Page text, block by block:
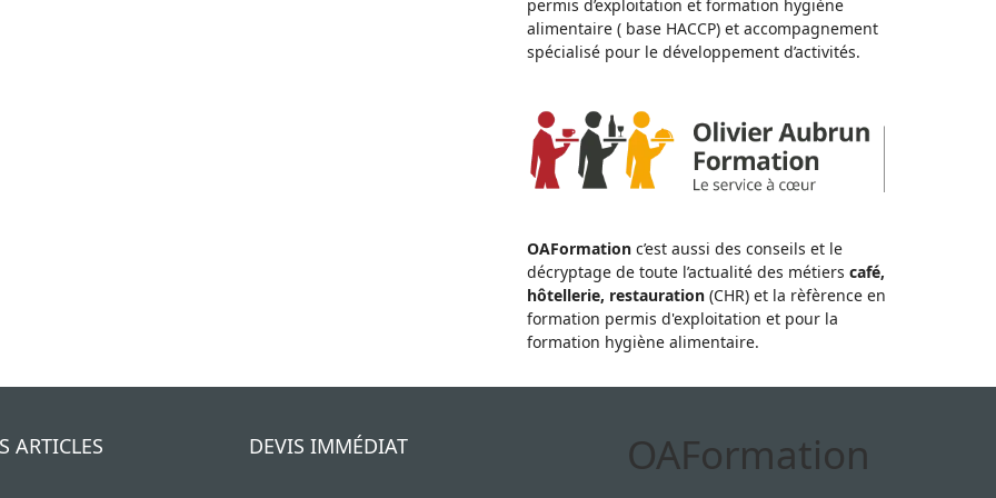
permis d’exploitation et formation hygiène
alimentaire ( base HACCP) et accompagnement
spécialisé pour le développement d’activités.
OAFormation c’est aussi des conseils et le
décryptage de toute l’actualité des métiers café,
hôtellerie, restauration (CHR) et la rèfèrence en
formation permis d'exploitation et pour la
formation hygiène alimentaire.
ARTICLES DEVIS IMMÉDIAT OAFormation